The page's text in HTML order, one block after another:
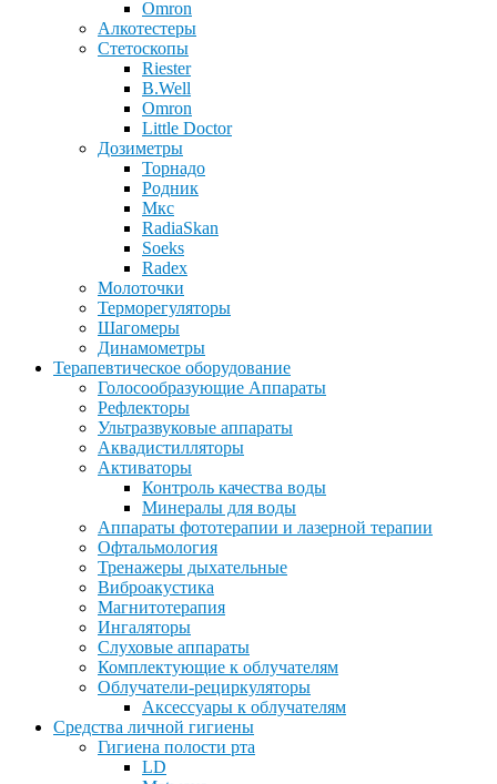
Omron
Алкотестеры
Стетоскопы
Riester
B.Well
Omron
Little Doctor
Дозиметры
Торнадо
Родник
Мкс
RadiaSkan
Soeks
Radex
Молоточки
Терморегуляторы
Шагомеры
Динамометры
Терапевтическое оборудование
Голосообразующие Аппараты
Рефлекторы
Ультразвуковые аппараты
Аквадистилляторы
Активаторы
Контроль качества воды
Минералы для воды
Аппараты фототерапии и лазерной терапии
Офтальмология
Тренажеры дыхательные
Виброакустика
Магнитотерапия
Ингаляторы
Слуховые аппараты
Комплектующие к облучателям
Облучатели-рециркуляторы
Аксессуары к облучателям
Средства личной гигиены
Гигиена полости рта
LD